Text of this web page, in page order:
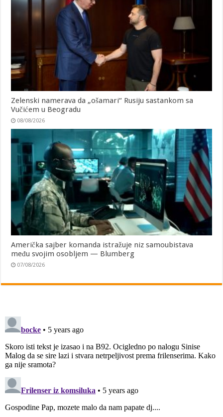
Zelenski namerava da „ošamari“ Rusiju sastankom sa
Vučićem u Beogradu
08/08/2026
Američka sajber komanda istražuje niz samoubistava
među svojim osobljem — Blumberg
07/08/2026